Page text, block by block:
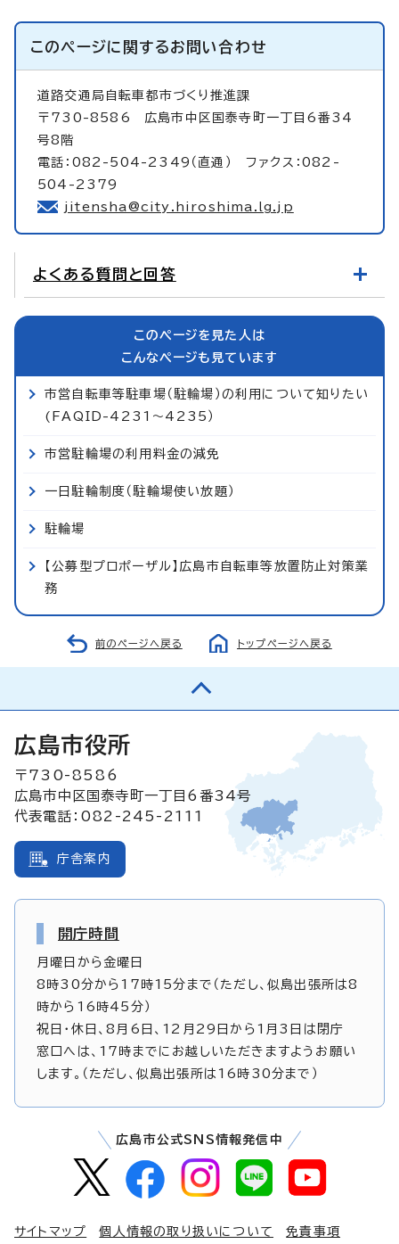
このページに関するお問い合わせ
道路交通局自転車都市づくり推進課
〒730-8586 広島市中区国泰寺町一丁目6番34
号8階
電話：082-504-2349（直通） ファクス：082-
504-2379
jitensha@city.hiroshima.lg.jp
よくある質問と回答
このページを見た人は
こんなページも見ています
市営自転車等駐車場（駐輪場）の利用について知りたい
(FAQID-4231～4235）
市営駐輪場の利用料金の減免
一日駐輪制度（駐輪場使い放題）
駐輪場
【公募型プロポーザル】広島市自転車等放置防止対策業
務
前のページへ戻る トップページへ戻る
広島市役所
〒730-8586
広島市中区国泰寺町一丁目6番34号
代表電話：082-245-2111
庁舎案内
開庁時間
月曜日から金曜日
8時30分から17時15分まで（ただし、似島出張所は8
時から16時45分）
祝日・休日、8月6日、12月29日から1月3日は閉庁
窓口へは、17時までにお越しいただきますようお願い
します。（ただし、似島出張所は16時30分まで）
広島市公式SNS情報発信中
サイトマップ 個人情報の取り扱いについて 免責事項